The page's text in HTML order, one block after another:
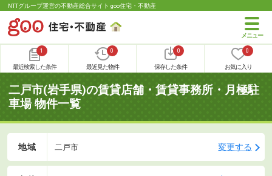
NTTグループ運営の不動産総合サイト goo住宅・不動産
1
最近検索した条件
0
最近見た物件
0
保存した条件
0
お気に入り
二戸市(岩手県)の賃貸店舗・賃貸事務所・月極駐
車場 物件一覧
地域 二戸市 変更する